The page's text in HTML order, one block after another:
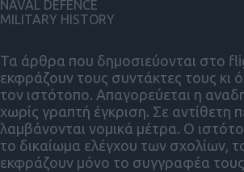
Τα άρθρα που δημοσιεύονται στο
εκφράζουν τους συντάκτες τους κι
τον ιστότοπο. Απαγορεύεται η
χωρίς γραπτή έγκριση. Σε αντίθετη
λαμβάνονται νομικά μέτρα. Ο
το δικαίωμα ελέγχου των σχολίων,
εκφράζουν μόνο το συγγραφέα
NAVAL DEFENCE
MILITARY HISTORY